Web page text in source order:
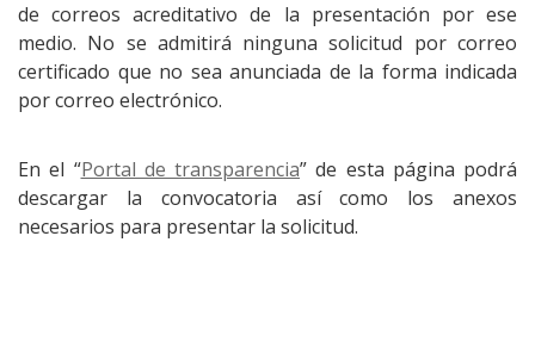
de correos acreditativo de la presentación por ese
medio. No se admitirá ninguna solicitud por correo
certificado que no sea anunciada de la forma indicada
por correo electrónico.
En el “Portal de transparencia” de esta página podrá
descargar la convocatoria así como los anexos
necesarios para presentar la solicitud.